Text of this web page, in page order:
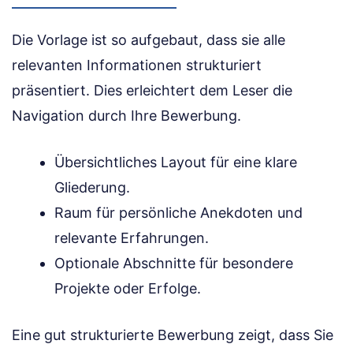
Die Vorlage ist so aufgebaut, dass sie alle
relevanten Informationen strukturiert
präsentiert. Dies erleichtert dem Leser die
Navigation durch Ihre Bewerbung.
Übersichtliches Layout für eine klare
Gliederung.
Raum für persönliche Anekdoten und
relevante Erfahrungen.
Optionale Abschnitte für besondere
Projekte oder Erfolge.
Eine gut strukturierte Bewerbung zeigt, dass Sie